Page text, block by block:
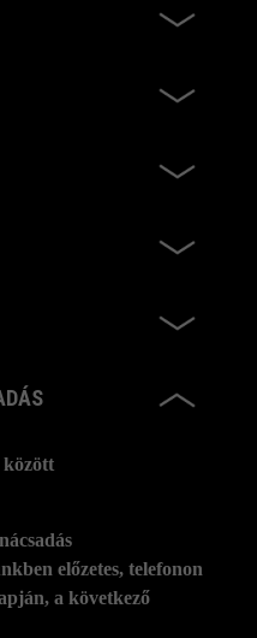
között
előzetes, telefonon
a következő